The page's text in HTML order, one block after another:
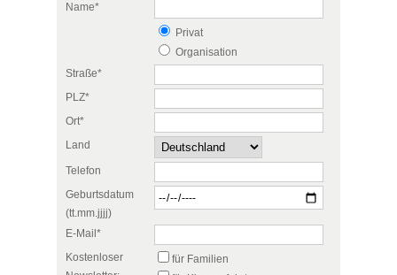
Name*
Privat
Organisation
Straße*
PLZ*
Ort*
Land
Telefon
Geburtsdatum
(tt.mm.jjjj)
E-Mail*
Kostenloser
für Familien